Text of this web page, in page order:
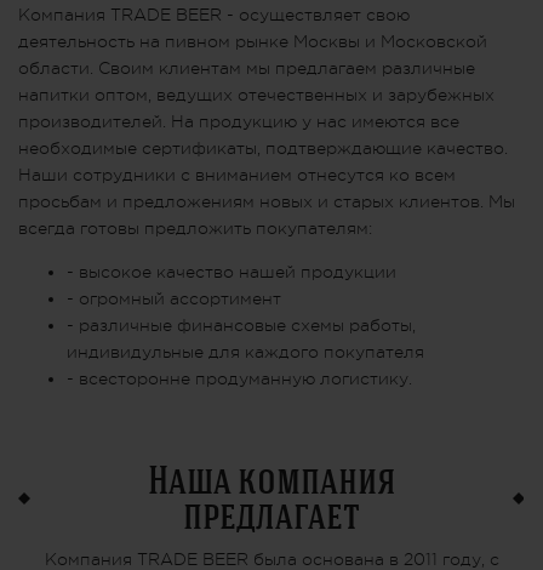
Компания TRADE BEER - осуществляет свою
деятельность на пивном рынке Москвы и Московской
области. Своим клиентам мы предлагаем различные
напитки оптом, ведущих отечественных и зарубежных
производителей. На продукцию у нас имеются все
необходимые сертификаты, подтверждающие качество.
Наши сотрудники с вниманием отнесутся ко всем
просьбам и предложениям новых и старых клиентов. Мы
всегда готовы предложить покупателям:
- высокое качество нашей продукции
- огромный ассортимент
- различные финансовые схемы работы,
индивидульные для каждого покупателя
- всесторонне продуманную логистику.
Наша компания
предлагает
Компания TRADE BEER была основана в 2011 году, с